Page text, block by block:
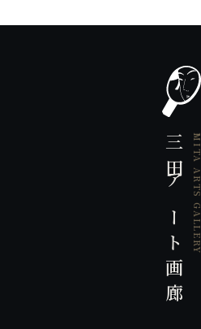
三田アート画廊